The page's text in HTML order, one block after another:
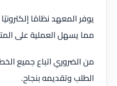
يوفر المعهد نظامًا
مما يسهل العملية على
من الضروري اتباع جميع
الطلب وتقديمه بنجاح.